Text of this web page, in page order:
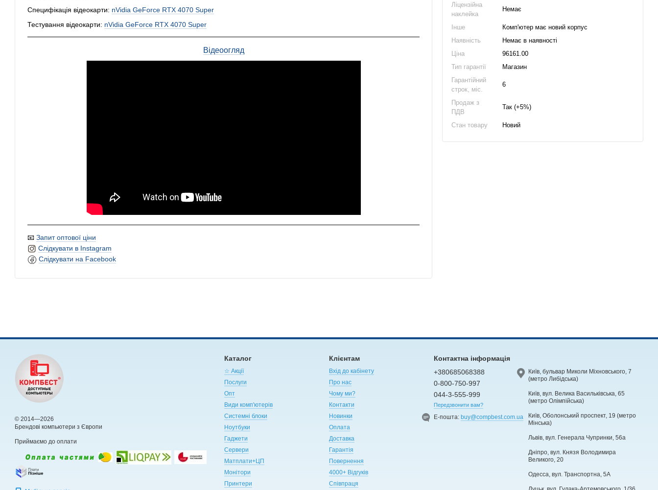
Специфікація відеокарти: nVidia GeForce RTX 4070 Super
Тестування відеокарти: nVidia GeForce RTX 4070 Super
Відеоогляд
📧 Запит оптової ціни
Слідкувати в Instagram
Слідкувати на Facebook
Ліцензійна
наклейка
Немає
Інше
Комп'ютер має новий корпус
Наявність
Немає в наявності
Ціна
96161.00
Тип гарантії
Магазин
Гарантійний
строк, міс.
6
Продаж з
ПДВ
Так (+5%)
Стан товару Новий
© 2014—2026
Брендові компьютери з Європи
Приймаємо до оплати
Каталог
☆ Акції
Послуги
Опт
Види комп'ютерів
Системні блоки
Ноутбуки
Гаджети
Сервери
Матплати+ЦП
Монітори
Принтери
Клієнтам
Вхід до кабінету
Про нас
Чому ми?
Контакти
Новинки
Оплата
Доставка
Гарантія
Повернення
4000+ Відгуків
Співпраця
Контактна інформація
+380685068388
0-800-750-997
044-3-555-999
Передзвонити вам?
Е-пошта:buy@compbest.com.ua
Київ, бульвар Миколи Міхновського, 7
(метро Либідська)
Київ, вул. Велика Васильківська, 65
(метро Олімпійська)
Київ, Оболонський проспект, 19 (метро
Мінська)
Львів, вул. Генерала Чупринки, 56а
Дніпро, вул. Князя Володимира
Великого, 20
Одесса, вул. Транспортна, 5А